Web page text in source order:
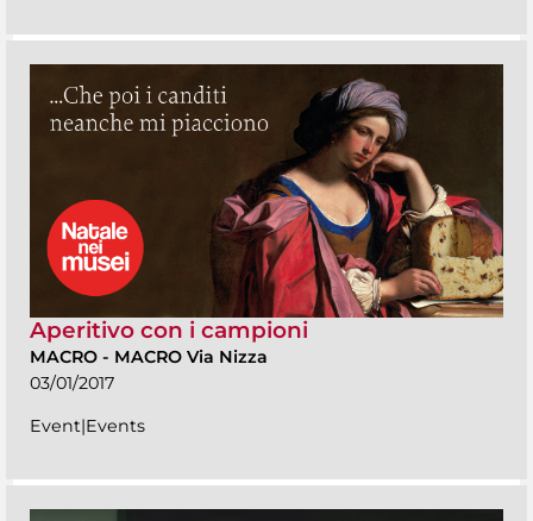
Aperitivo con i campioni
MACRO - MACRO Via Nizza
03/01/2017
Event|Events